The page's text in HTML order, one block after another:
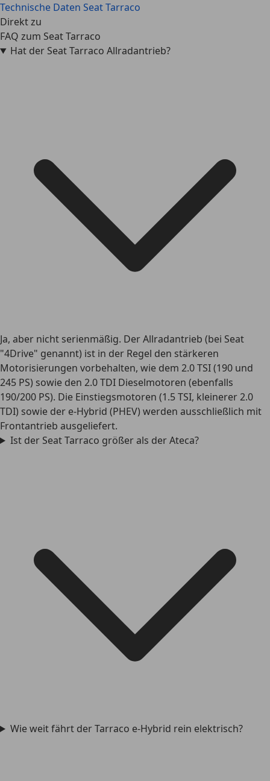
Technische Daten Seat Tarraco
Direkt zu
FAQ zum Seat Tarraco
Hat der Seat Tarraco Allradantrieb?
Ja, aber nicht serienmäßig. Der Allradantrieb (bei Seat
"4Drive" genannt) ist in der Regel den stärkeren
Motorisierungen vorbehalten, wie dem 2.0 TSI (190 und
245 PS) sowie den 2.0 TDI Dieselmotoren (ebenfalls
190/200 PS). Die Einstiegsmotoren (1.5 TSI, kleinerer 2.0
TDI) sowie der e-Hybrid (PHEV) werden ausschließlich mit
Frontantrieb ausgeliefert.
Ist der Seat Tarraco größer als der Ateca?
Wie weit fährt der Tarraco e-Hybrid rein elektrisch?